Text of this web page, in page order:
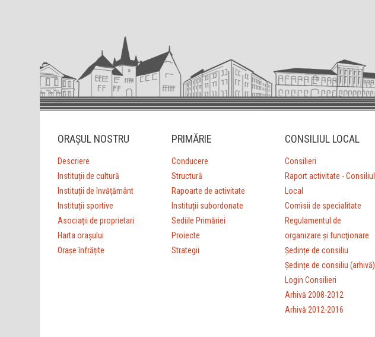
ORAȘUL NOSTRU
Descriere
Instituții de cultură
Instituții de învățământ
Instituții sportive
Asociații de proprietari
Harta orașului
Orașe înfrățite
PRIMĂRIE
Conducere
Structură
Rapoarte de activitate
Instituții subordonate
Sediile Primăriei
Proiecte
Strategii
CONSILIUL LOCAL
Consilieri
Raport activitate - Consiliul
Local
Comisii de specialitate
Regulamentul de
organizare şi funcţionare
Ședințe de consiliu
Ședințe de consiliu (arhivă)
Login Consilieri
Arhivă 2008-2012
Arhivă 2012-2016